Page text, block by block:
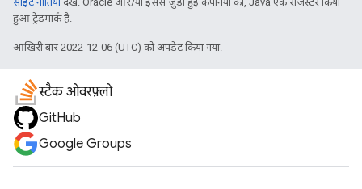
हुआ ट्रेडमार्क है.
आखिरी बार 2022-12-06 (UTC) को अपडेट किया गया.
स्टैक ओवरफ़्लो
GitHub
Google Groups